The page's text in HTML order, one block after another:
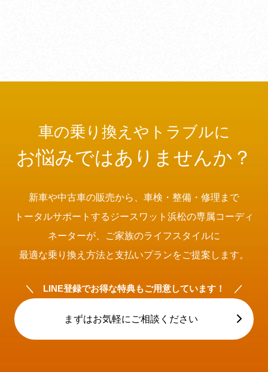
車の乗り換えやトラブルに
お悩みではありませんか？
新車や中古車の販売から、車検・整備・修理まで
トータルサポートするジースワット浜松の専属コーディ
ネーターが、ご家族のライフスタイルに
最適な乗り換え方法と支払いプランをご提案します。
＼ LINE登録でお得な特典もご用意しています！ ／
まずはお気軽にご相談ください